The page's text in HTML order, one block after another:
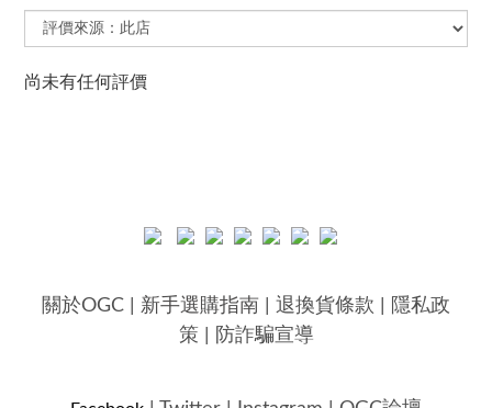
尚未有任何評價
關於OGC 新手選購指南 退換貨條款
隱私政
策
防詐騙宣導